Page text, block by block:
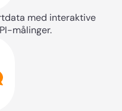
med interaktive
målinger.